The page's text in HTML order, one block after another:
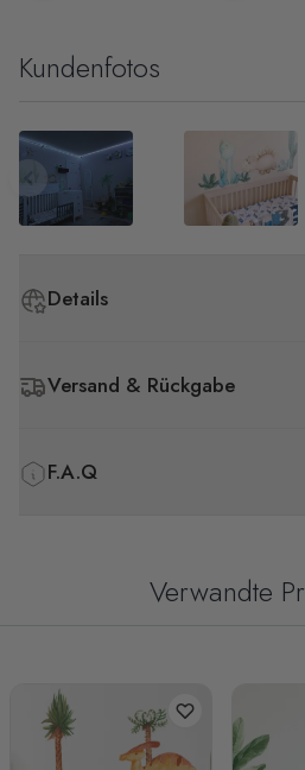
Details
Versand & Rückgabe
F.A.Q
Kundenfotos
Verwandte